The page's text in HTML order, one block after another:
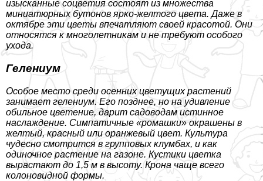
изысканные соцветия состоят из множества
миниатюрных бутонов ярко-желтого цвета. Даже в
октябре эти цветы впечатляют своей красотой. Они
относятся к многолетникам и не требуют особого
ухода.
Гелениум
Особое место среди осенних цветущих растений
занимает гелениум. Его позднее, но на удивление
обильное цветение, дарит садоводам истинное
наслаждение. Симпатичные «ромашки» окрашены в
желтый, красный или оранжевый цвет. Культура
чудесно смотрится в групповых клумбах, и как
одиночное растение на газоне. Кустики цветка
вырастают до 1,5 м в высоту. Крона чаще всего
колоновидной формы.